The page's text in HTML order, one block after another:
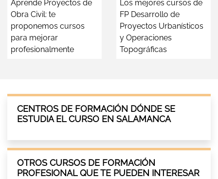
Aprende Proyectos de
Obra Civil: te
proponemos cursos
para mejorar
profesionalmente
Los mejores cursos de
FP Desarrollo de
Proyectos Urbanísticos
y Operaciones
Topográficas
CENTROS DE FORMACIÓN DÓNDE SE
ESTUDIA EL CURSO EN SALAMANCA
OTROS CURSOS DE FORMACIÓN
PROFESIONAL QUE TE PUEDEN INTERESAR